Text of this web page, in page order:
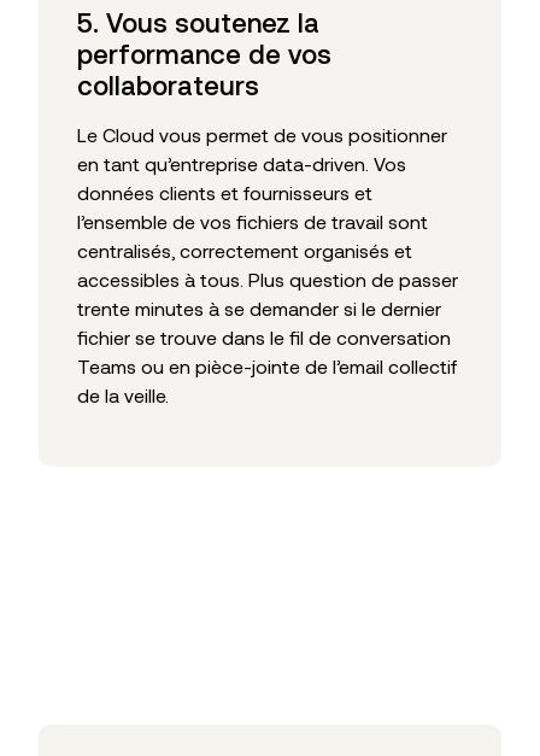
5. Vous soutenez la
performance de vos
collaborateurs
Le Cloud vous permet de vous positionner
en tant qu’entreprise data-driven. Vos
données clients et fournisseurs et
l’ensemble de vos fichiers de travail sont
centralisés, correctement organisés et
accessibles à tous. Plus question de passer
trente minutes à se demander si le dernier
fichier se trouve dans le fil de conversation
Teams ou en pièce-jointe de l’email collectif
de la veille.